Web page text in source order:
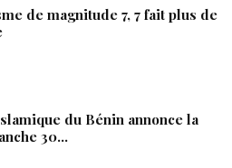
de magnitude 7, 7 fait plus de
du Bénin annonce la
30…